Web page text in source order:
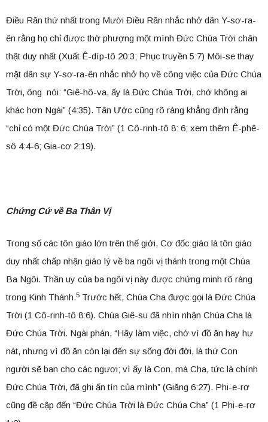
Điều Răn thứ nhất trong Mười Điều Răn nhắc nhở dân Y-sơ-ra-
ên rằng họ chỉ được thờ phượng một mình Đức Chúa Trời chân
thật duy nhất (Xuất Ê-díp-tô 20:3; Phục truyền 5:7) Môi-se thay
mặt dân sự Y-sơ-ra-ên nhắc nhở họ về công việc của Đức Chúa
Trời, ông nói: “Giê-hô-va, ấy là Đức Chúa Trời, chớ không ai
khác hơn Ngài” (4:35). Tân Ước cũng rõ ràng khẳng định rằng
“chỉ có một Đức Chúa Trời” (1 Cô-rinh-tô 8: 6; xem thêm Ê-phê-
sô 4:4-6; Gia-cơ 2:19).
Chứng Cứ về Ba Thân Vị
Trong số các tôn giáo lớn trên thế giới, Cơ đốc giáo là tôn giáo
duy nhất chấp nhận giáo lý về ba ngôi vị thánh trong một Chúa
Ba Ngôi. Thần uy của ba ngôi vị này được chứng minh rõ ràng
trong Kinh Thánh.5 Trước hết, Chúa Cha được gọi là Đức Chúa
Trời (1 Cô-rinh-tô 8:6). Chúa Giê-su đã nhìn nhận Chúa Cha là
Đức Chúa Trời. Ngài phán, “Hãy làm việc, chớ vì đồ ăn hay hư
nát, nhưng vì đồ ăn còn lại đến sự sống đời đời, là thứ Con
người sẽ ban cho các ngươi; vì ấy là Con, mà Cha, tức là chính
Đức Chúa Trời, đã ghi ấn tín của mình” (Giăng 6:27). Phi-e-rơ
cũng đề cập đến “Đức Chúa Trời là Đức Chúa Cha” (1 Phi-e-rơ